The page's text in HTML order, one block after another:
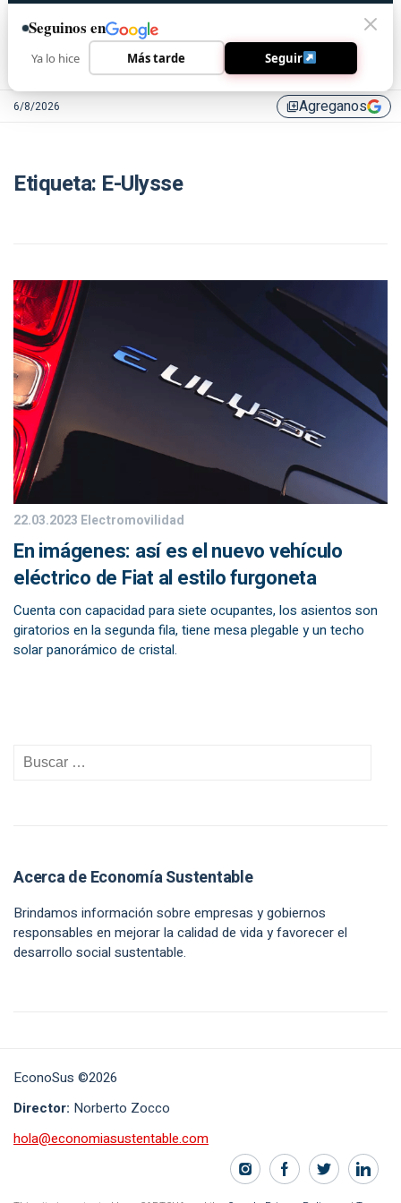
6/8/2026 library_addAgreganos
Etiqueta: E-Ulysse
22.03.2023 Electromovilidad
En imágenes: así es el nuevo vehículo
eléctrico de Fiat al estilo furgoneta
Cuenta con capacidad para siete ocupantes, los asientos son
giratorios en la segunda fila, tiene mesa plegable y un techo
solar panorámico de cristal.
Acerca de Economía Sustentable
Brindamos información sobre empresas y gobiernos
responsables en mejorar la calidad de vida y favorecer el
desarrollo social sustentable.
EconoSus ©2026
Director: Norberto Zocco
hola@economiasustentable.com
Seguinos en
Ya lo hice Más tarde Seguir